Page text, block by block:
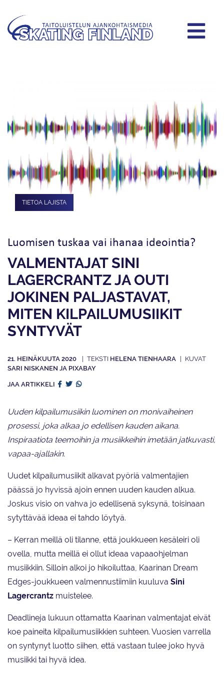
TIETOA LAJISTA
Luomisen tuskaa vai ihanaa ideointia?
VALMENTAJAT SINI
LAGERCRANTZ JA OUTI
JOKINEN PALJASTAVAT,
MITEN KILPAILUMUSIIKIT
SYNTYVÄT
21. HEINÄKUUTA 2020
HELENA TIENHAARA
SARI NISKANEN JA PIXABAY
JAA ARTIKKELI
Uuden kilpailumusiikin luominen on monivaiheinen
prosessi, joka alkaa jo edellisen kauden aikana.
Inspiraatiota teemoihin ja musiikkeihin imetään jatkuvasti,
vapaa-ajallakin.
Uudet kilpailumusiikit alkavat pyöriä valmentajien
päässä jo hyvissä ajoin ennen uuden kauden alkua.
Joskus visio on vahva jo edellisenä syksynä, toisinaan
sytyttävää ideaa ei tahdo löytyä.
– Kerran meillä oli tilanne, että joukkueen kesäleiri oli
ovella, mutta meillä ei ollut ideaa vapaaohjelman
musiikkiin. Silloin alkoi jo hikoiluttaa, Kaarinan Dream
Edges-joukkueen valmennustiimiin kuuluva Sini
Lagercrantz muistelee.
Deadlineja lukuun ottamatta Kaarinan valmentajat eivät
koe paineita kilpailumusiikkien suhteen. Vuosien varrella
on syntynyt luotto siihen, että vastaan tulee joko hyvä
musiikki tai hyvä idea.